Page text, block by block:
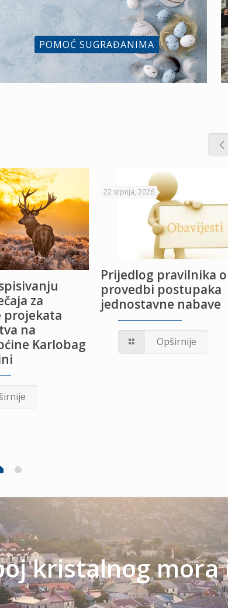
POMOĆ SUGRAĐANIMA
za
projekata
na
Karlobag
22 srpnja, 2026
Prijedlog pravilnika o
provedbi postupaka
jednostavne nabave
Opširnije
kristalnog